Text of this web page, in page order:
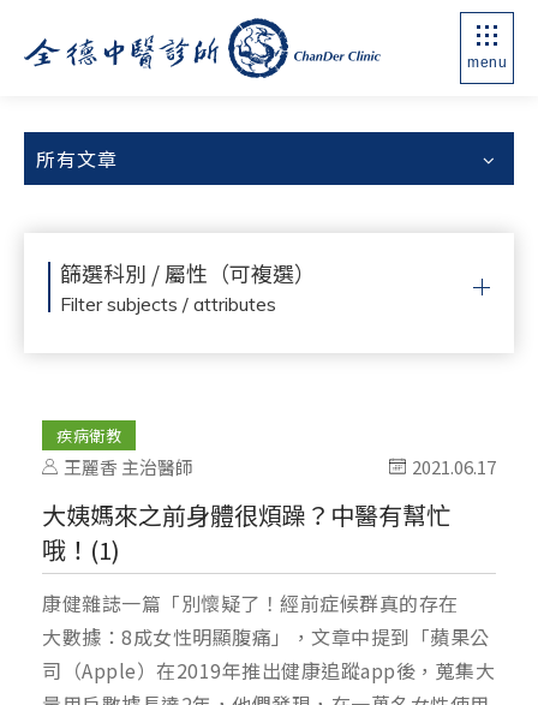
menu
所有文章
篩選科別 / 屬性（可複選）
Filter subjects / attributes
疾病衛教
王麗香 主治醫師 2021.06.17
大姨媽來之前身體很煩躁？中醫有幫忙
哦！(1)
康健雜誌一篇「別懷疑了！經前症候群真的存在
大數據：8成女性明顯腹痛」，文章中提到「蘋果公
司（Apple）在2019年推出健康追蹤app後，蒐集大